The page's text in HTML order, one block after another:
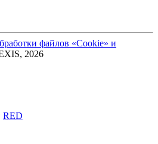
файлов «Cookie» и
2026
RED